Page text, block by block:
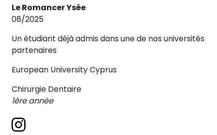
Le Romancer Ysée
08/2025
Un étudiant déjà admis dans une de nos universités
partenaires
European University Cyprus
Chirurgie Dentaire
1ère année